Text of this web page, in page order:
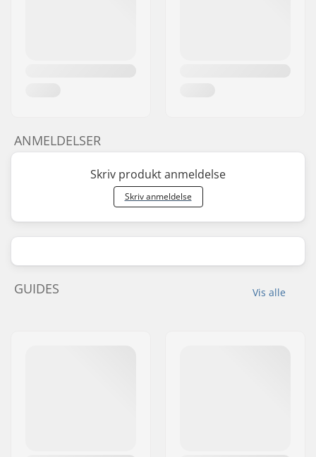
ANMELDELSER
Skriv produkt anmeldelse
Skriv anmeldelse
Vis alle
GUIDES